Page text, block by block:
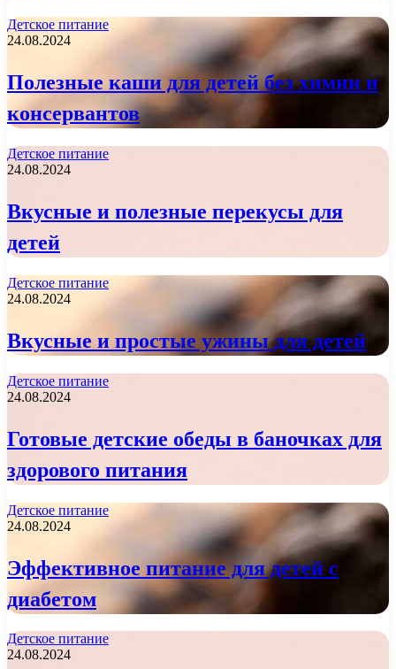
Детское питание
24.08.2024
Полезные каши для детей без химии и
консервантов
Детское питание
24.08.2024
Вкусные и полезные перекусы для
детей
Детское питание
24.08.2024
Вкусные и простые ужины для детей
Детское питание
24.08.2024
Готовые детские обеды в баночках для
здорового питания
Детское питание
24.08.2024
Эффективное питание для детей с
диабетом
Детское питание
24.08.2024